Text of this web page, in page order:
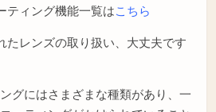
ティング機能一覧はこちら
たレンズの取り扱い、大丈夫です
グにはさまざまな種類があり、一